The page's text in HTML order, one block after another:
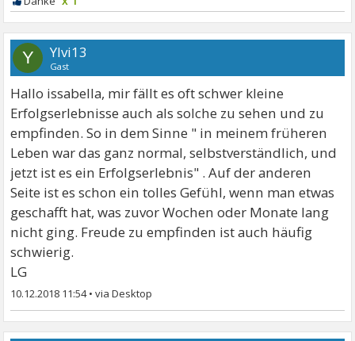
Y Ylvi13
Gast
Hallo issabella, mir fällt es oft schwer kleine
Erfolgserlebnisse auch als solche zu sehen und zu
empfinden. So in dem Sinne " in meinem früheren
Leben war das ganz normal, selbstverständlich, und
jetzt ist es ein Erfolgserlebnis" . Auf der anderen
Seite ist es schon ein tolles Gefühl, wenn man etwas
geschafft hat, was zuvor Wochen oder Monate lang
nicht ging. Freude zu empfinden ist auch häufig
schwierig.
LG
10.12.2018 11:54•